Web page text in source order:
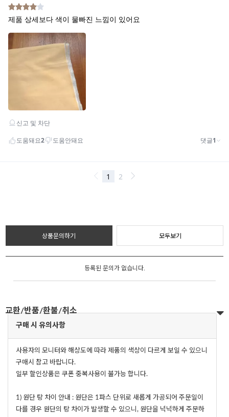
상품문의하기 모두보기
등록된 문의가 없습니다.
교환/반품/환불/취소
구매 시 유의사항
사용자의 모니터와 해상도에 따라 제품의 색상이 다르게 보일 수 있으니
구매시 참고 바랍니다.
일부 할인상품은 쿠폰 중복사용이 불가능 합니다.
1) 원단 탕 차이 안내 : 원단은 1파스 단위로 새롭게 가공되어 주문일이
다를 경우 원단의 탕 차이가 발생할 수 있으니, 원단을 넉넉하게 주문하